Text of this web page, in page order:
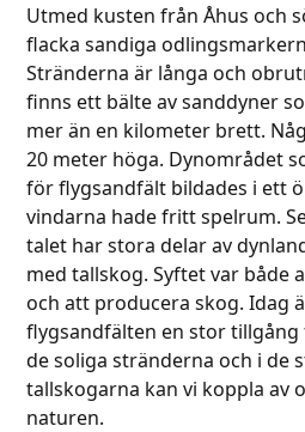
Utmed kusten från Åhus och
flacka sandiga
Stränderna är långa och
finns ett bälte av sanddyner
mer än en kilometer brett.
20 meter höga. Dynområdet
för flygsandfält bildades i ett
vindarna hade fritt spelrum.
talet har stora delar av
med tallskog. Syftet var både
och att producera skog. Idag
flygsandfälten en stor tillgång
de soliga stränderna och i de
tallskogarna kan vi koppla av
naturen.